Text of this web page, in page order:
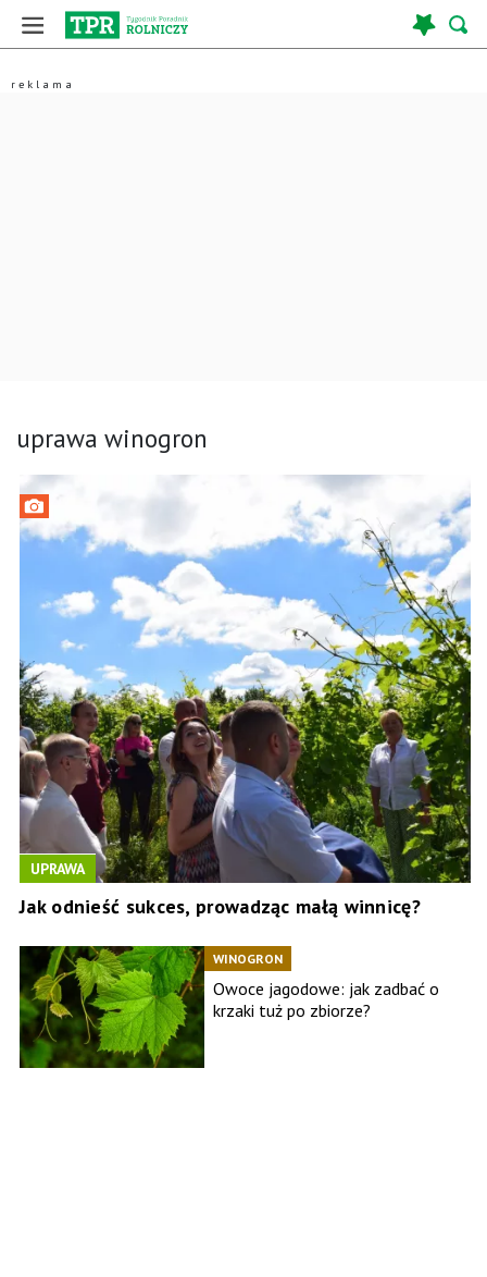
uprawa winogron
UPRAWA
Jak odnieść sukces, prowadząc małą winnicę?
WINOGRON
Owoce jagodowe: jak zadbać o
krzaki tuż po zbiorze?